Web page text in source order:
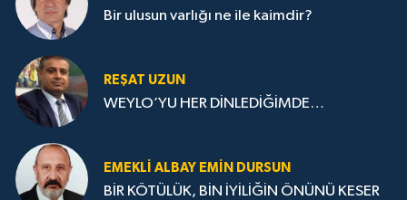
Bir ulusun varlığı ne ile kaimdir?
REŞAT UZUN
WEYLO’YU HER DİNLEDİĞİMDE…
EMEKLI ALBAY EMIN DURSUN
BİR KÖTÜLÜK, BİN İYİLİĞİN ÖNÜNÜ KESER